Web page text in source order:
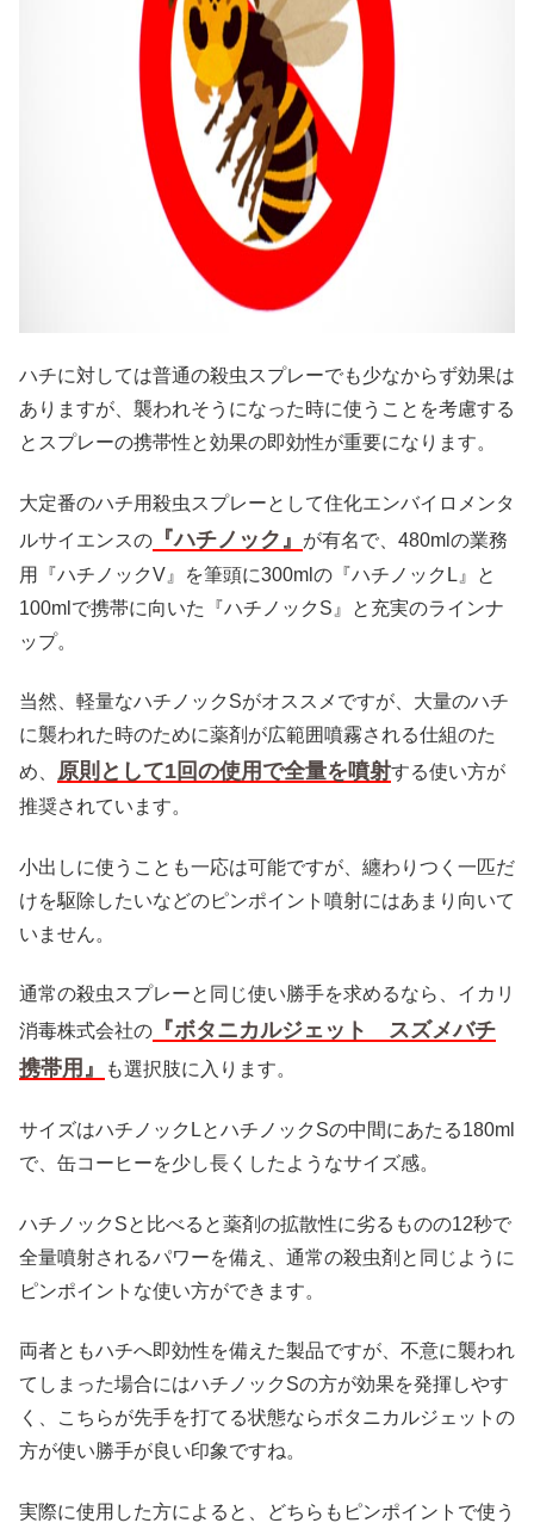
ハチに対しては普通の殺虫スプレーでも少なからず効果は
ありますが、襲われそうになった時に使うことを考慮する
とスプレーの携帯性と効果の即効性が重要になります。
大定番のハチ用殺虫スプレーとして住化エンバイロメンタ
ルサイエンスの 『ハチノック』
が有名で、480mlの業務
用『ハチノックV』を筆頭に300mlの『ハチノックL』と
100mlで携帯に向いた『ハチノックS』と充実のラインナ
ップ。
当然、軽量なハチノックSがオススメですが、大量のハチ
に襲われた時のために薬剤が広範囲噴霧される仕組のた
め、 原則として1回の使用で全量を噴射する使い方が
推奨されています。
小出しに使うことも一応は可能ですが、纏わりつく一匹だ
けを駆除したいなどのピンポイント噴射にはあまり向いて
いません。
通常の殺虫スプレーと同じ使い勝手を求めるなら、イカリ
消毒株式会社の 『ボタニカルジェット スズメバチ
携帯用 』 も選択肢に入ります。
サイズはハチノックLとハチノックSの中間にあたる180ml
で、缶コーヒーを少し長くしたようなサイズ感。
ハチノックSと比べると薬剤の拡散性に劣るものの12秒で
全量噴射されるパワーを備え、通常の殺虫剤と同じように
ピンポイントな使い方ができます。
両者ともハチへ即効性を備えた製品ですが、不意に襲われ
てしまった場合にはハチノックSの方が効果を発揮しやす
く、こちらが先手を打てる状態ならボタニカルジェットの
方が使い勝手が良い印象ですね。
実際に使用した方によると、どちらもピンポイントで使う